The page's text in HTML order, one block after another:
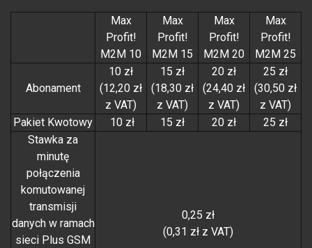
Max
Profit!
M2M 10
Max
Profit!
M2M 15
Max
Profit!
M2M 20
Max
Profit!
M2M 25
Abonament
10 zł
(12,20 zł
z VAT)
15 zł
(18,30 zł
z VAT)
20 zł
(24,40 zł
z VAT)
25 zł
(30,50 zł
z VAT)
Pakiet Kwotowy
10 zł 15 zł 20 zł
25 zł
Stawka za
minutę
połączenia
komutowanej
transmisji
danych w ramach
sieci Plus GSM
0,25 zł
(0,31 zł z VAT)